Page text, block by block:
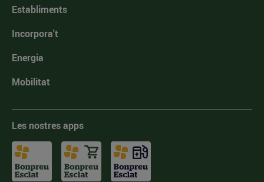
Establiments
Incorpora't
Energia
Mobilitat
Les nostres apps